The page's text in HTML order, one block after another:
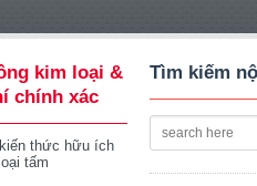
kim loại &
chính xác
thức hữu ích
tấm
Tìm kiếm